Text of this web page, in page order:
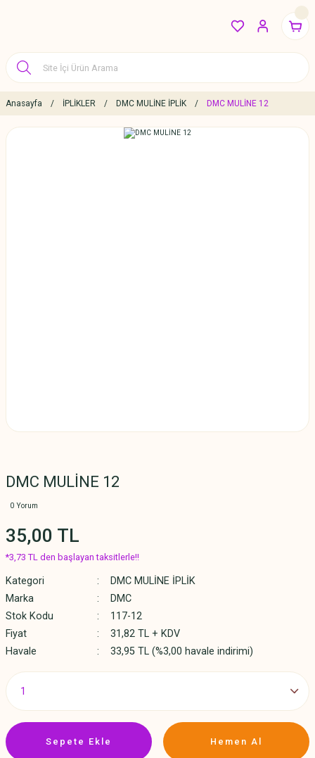
Anasayfa İPLİKLER DMC MULİNE İPLİK DMC MULİNE 12
DMC MULİNE 12
0 Yorum
35,00 TL
*3,73 TL den başlayan taksitlerle!!
Kategori
DMC MULİNE İPLİK
Marka
DMC
Stok Kodu
117-12
Fiyat
31,82 TL + KDV
Havale
33,95 TL (%3,00 havale indirimi)
Sepete Ekle Hemen Al